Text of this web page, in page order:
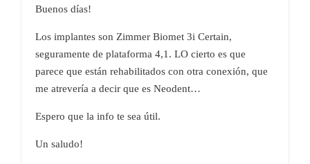
Buenos días!
Los implantes son Zimmer Biomet 3i Certain,
seguramente de plataforma 4,1. LO cierto es que
parece que están rehabilitados con otra conexión, que
me atrevería a decir que es Neodent…
Espero que la info te sea útil.
Un saludo!